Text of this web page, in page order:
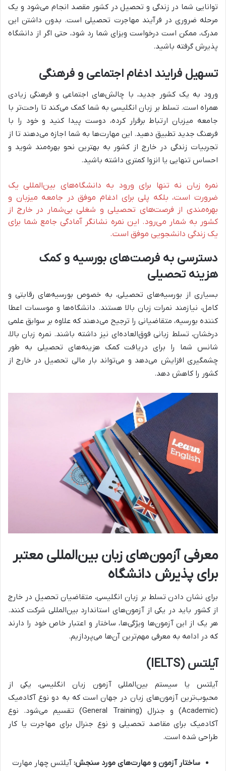
توانایی شما در زندگی و تحصیل در کشور مقصد انجام می‌شود و یک
مرحله ضروری در فرآیند مهاجرت تحصیلی است. بدون داشتن این
مدرک، ممکن است درخواست ویزای شما رد شود، حتی اگر از دانشگاه
پذیرش گرفته باشید.
تسهیل فرایند ادغام اجتماعی و فرهنگی
ورود به یک کشور جدید، با چالش‌های اجتماعی و فرهنگی زیادی
همراه است. تسلط بر زبان انگلیسی به شما کمک می‌کند تا راحت‌تر با
جامعه میزبان ارتباط برقرار کرده، دوست پیدا کنید و خود را با
فرهنگ جدید تطبیق دهید. این مهارت‌ها به شما اجازه می‌دهند تا از
تجربیات زندگی در خارج از کشور به بهترین نحو بهره‌مند شوید و
احساس تنهایی یا انزوا کمتری داشته باشید.
نمره زبان نه تنها برای ورود به دانشگاه‌های بین‌المللی یک
ضرورت است، بلکه پلی برای ادغام موفق در جامعه میزبان و
بهره‌مندی از فرصت‌های تحصیلی و شغلی بی‌شمار در خارج از
کشور به شمار می‌رود. این نمره نشانگر آمادگی جامع شما برای
یک زندگی دانشجویی موفق است.
دسترسی به فرصت‌های بورسیه و کمک
هزینه تحصیلی
بسیاری از بورسیه‌های تحصیلی، به خصوص بورسیه‌های رقابتی و
کامل، نیازمند نمرات زبان بالا هستند. دانشگاه‌ها و موسسات اعطا
کننده بورسیه، متقاضیانی را ترجیح می‌دهند که علاوه بر سوابق علمی
درخشان، تسلط زبانی فوق‌العاده‌ای نیز داشته باشند. نمره زبان بالا،
شانس شما را برای دریافت کمک هزینه‌های تحصیلی به طور
چشمگیری افزایش می‌دهد و می‌تواند بار مالی تحصیل در خارج از
کشور را کاهش دهد.
معرفی آزمون‌های زبان بین‌المللی معتبر
برای پذیرش دانشگاه
برای نشان دادن تسلط بر زبان انگلیسی، متقاضیان تحصیل در خارج
از کشور باید در یکی از آزمون‌های استاندارد بین‌المللی شرکت کنند.
هر یک از این آزمون‌ها ویژگی‌ها، ساختار و اعتبار خاص خود را دارند
که در ادامه به معرفی مهم‌ترین آن‌ها می‌پردازیم.
آیلتس (IELTS)
آیلتس یا سیستم بین‌المللی آزمون زبان انگلیسی، یکی از
محبوب‌ترین آزمون‌های زبان در جهان است که به دو نوع آکادمیک
(Academic) و جنرال (General Training) تقسیم می‌شود. نوع
آکادمیک برای مقاصد تحصیلی و نوع جنرال برای مهاجرت یا کار
طراحی شده است.
ساختار آزمون و مهارت‌های مورد سنجش: آیلتس چهار مهارت